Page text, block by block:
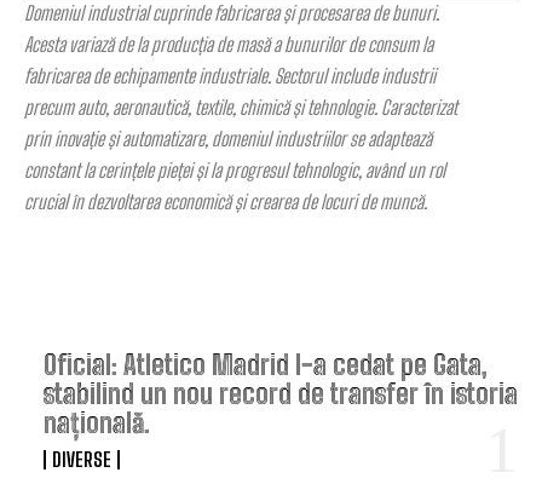
Domeniul industrial cuprinde fabricarea și procesarea de bunuri.
Acesta variază de la producția de masă a bunurilor de consum la
fabricarea de echipamente industriale. Sectorul include industrii
precum auto, aeronautică, textile, chimică și tehnologie. Caracterizat
prin inovație și automatizare, domeniul industriilor se adaptează
constant la cerințele pieței și la progresul tehnologic, având un rol
crucial în dezvoltarea economică și crearea de locuri de muncă.
Oficial: Atletico Madrid l-a cedat pe Gata,
stabilind un nou record de transfer în istoria
națională.
DIVERSE